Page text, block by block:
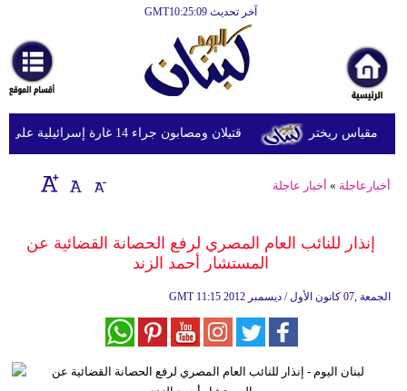
آخر تحديث GMT10:25:09
أخبارعاجلة
رياضة
ثقافة
إقتصاد
وموسيقى
قتيلان ومصابون جراء 14 غارة إسرائيلية على شرق وجنوب لبنان
أخبارعاجلة » أخبار عاجلة
إنذار للنائب العام المصري لرفع الحصانة القضائية عن
المستشار أحمد الزند
GMT 11:15 2012 الجمعة ,07 كانون الأول / ديسمبر